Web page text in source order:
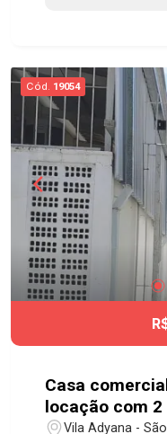
visita!! #imobiliaria #geraçãoimóveis
#salalocação
Cód. 19054
Casa
locação com 2
garagem - 256
Vila Adyana -